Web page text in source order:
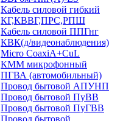
Кабель силовой гибкий
КГ,КВВГ,ПРС,РПШ
Кабель силовой ППГнг
КВК(д/видеонаблюдения)
Micro CoaxiA+CuL
КММ микрофонный
ПГВА (автомобильный)
Провод бытовой АПУНП
Провод бытовой ПуВВ
Провод бытовой ПуГВВ